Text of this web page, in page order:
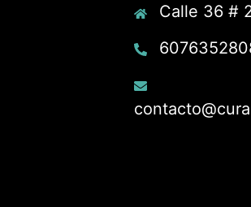
Calle 36 #